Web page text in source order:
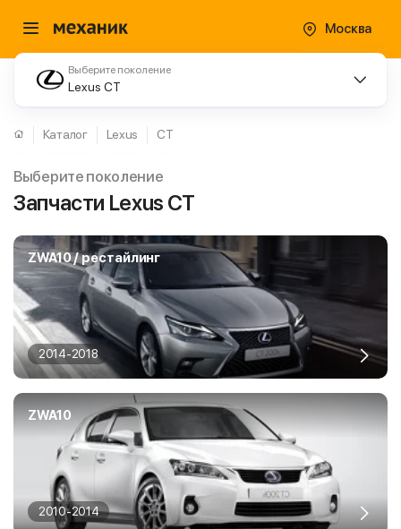
Москва
Выберите поколение
Lexus CT
Каталог Lexus CT
Выберите поколение
Запчасти Lexus CT
ZWA10 / рестайлинг
2014-2018
ZWA10
2010-2014